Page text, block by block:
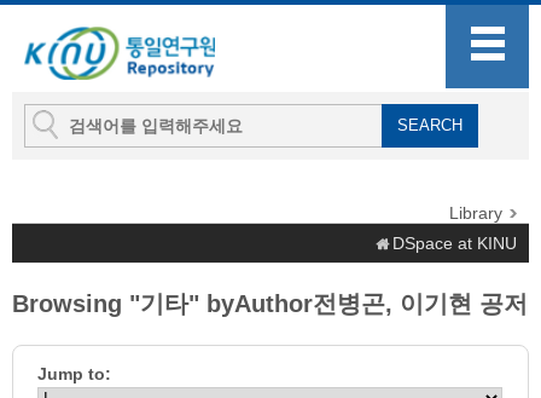
Library
DSpace at KINU
Browsing "기타" byAuthor전병곤, 이기현 공저
Jump to: